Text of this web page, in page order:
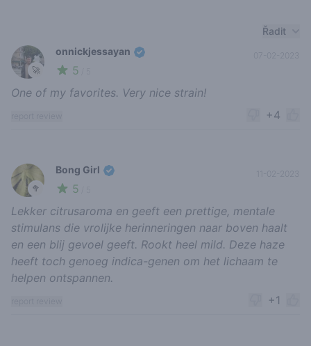
Řadit
🚀
onnickjessayan
5
07-02-2023
One of my favorites. Very nice strain!
+4
🥦
Bong Girl
5
11-02-2023
Lekker citrusaroma en geeft een prettige, mentale
stimulans die vrolijke herinneringen naar boven haalt
en een blij gevoel geeft. Rookt heel mild. Deze haze
heeft toch genoeg indica-genen om het lichaam te
helpen ontspannen.
+1